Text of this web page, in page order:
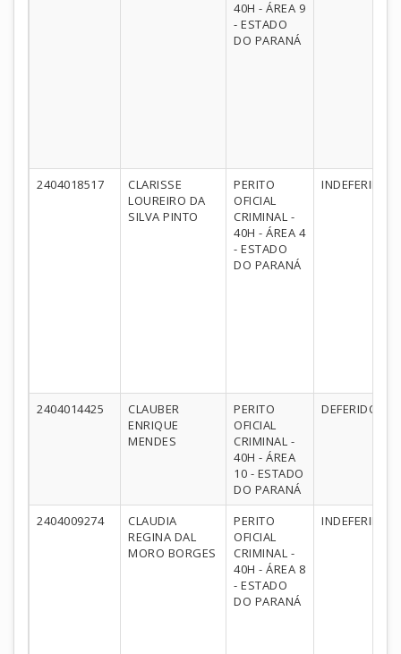
40H - ÁREA 9
- ESTADO
DO PARANÁ
2404018517
CLARISSE
LOUREIRO DA
SILVA PINTO
PERITO
OFICIAL
CRIMINAL -
40H - ÁREA 4
- ESTADO
DO PARANÁ
INDEFERIDO
2404014425
CLAUBER
ENRIQUE
MENDES
PERITO
OFICIAL
CRIMINAL -
40H - ÁREA
10 - ESTADO
DO PARANÁ
DEFERIDO
2404009274
CLAUDIA
REGINA DAL
MORO BORGES
PERITO
OFICIAL
CRIMINAL -
40H - ÁREA 8
- ESTADO
DO PARANÁ
INDEFERIDO